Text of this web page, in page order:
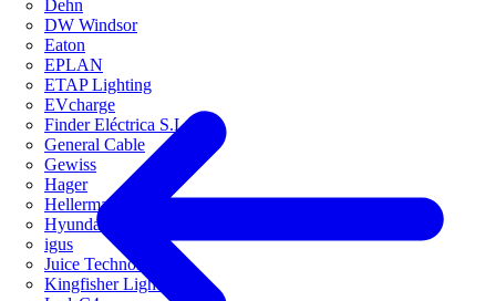
Dehn
DW Windsor
Eaton
EPLAN
ETAP Lighting
EVcharge
Finder Eléctrica S.L.U
General Cable
Gewiss
Hager
HellermannTyton
Hyundai Electric
igus
Juice Technology
Kingfisher Lighting